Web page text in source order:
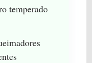
temperado